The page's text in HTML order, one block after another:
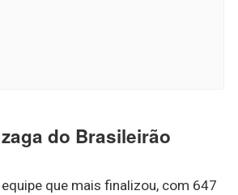
do Brasileirão
que mais finalizou, com 647